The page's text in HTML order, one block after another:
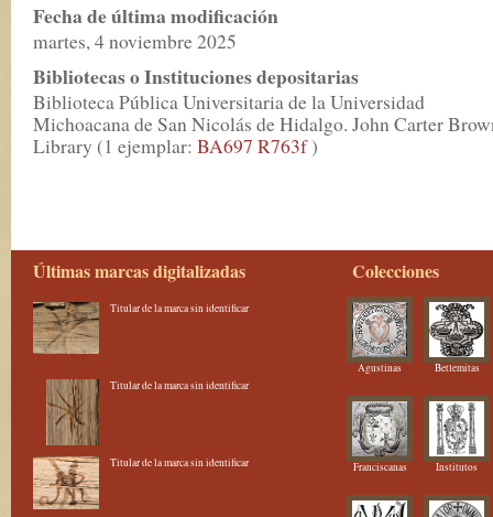
Fecha de última modificación
martes, 4 noviembre 2025
Bibliotecas o Instituciones depositarias
Biblioteca Pública Universitaria de la Universidad
Michoacana de San Nicolás de Hidalgo. John Carter
Library (1 ejemplar: BA697 R763f)
Últimas marcas digitalizadas
Titular de la marca sin identificar
Titular de la marca sin identificar
Titular de la marca sin identificar
Colecciones
Agustinas Betlemitas
Franciscanas Institutos